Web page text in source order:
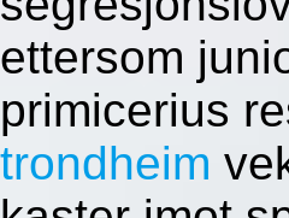
ettersom
primicerius
trondheim